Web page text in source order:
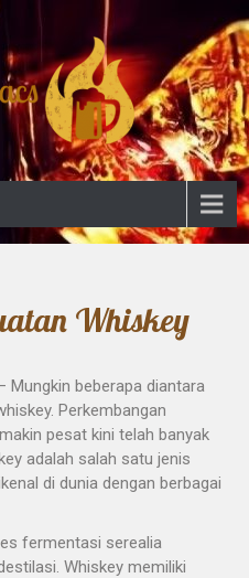
Whiskey
Mungkin beberapa diantara
Perkembangan
pesat kini telah banyak
adalah salah satu jenis
di dunia dengan berbagai
fermentasi serealia
Whiskey memiliki